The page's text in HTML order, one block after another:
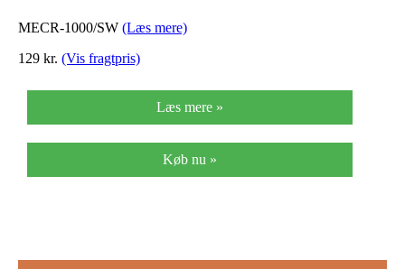
MECR-1000/SW (Læs mere)
129 kr. (Vis fragtpris)
Læs mere »
Køb nu »